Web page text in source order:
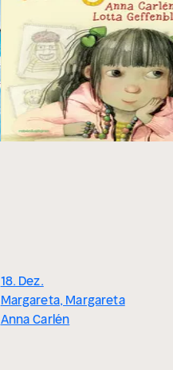
18. Dez.
Margareta, Margareta
Anna Carlén